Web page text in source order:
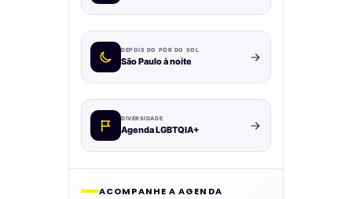
DEPOIS DO PÔR DO SOL
São Paulo à noite
DIVERSIDADE
Agenda LGBTQIA+
ACOMPANHE A AGENDA